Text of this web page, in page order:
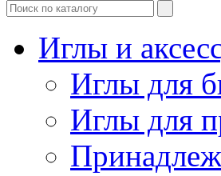
Иглы и
Иглы для
Иглы для